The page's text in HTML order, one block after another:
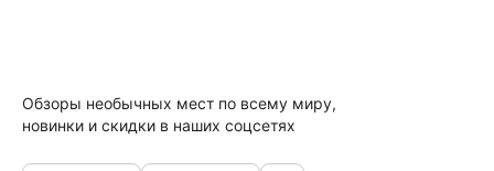
Обзоры необычных мест по всему миру,
новинки и скидки в наших соцсетях